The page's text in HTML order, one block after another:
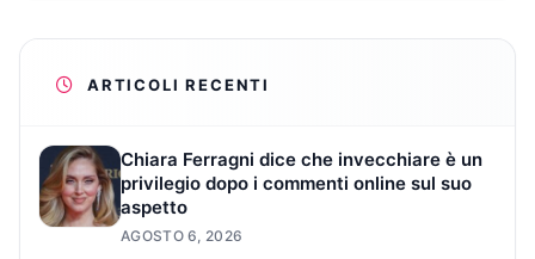
ARTICOLI RECENTI
Chiara Ferragni dice che invecchiare è un
privilegio dopo i commenti online sul suo
aspetto
AGOSTO 6, 2026